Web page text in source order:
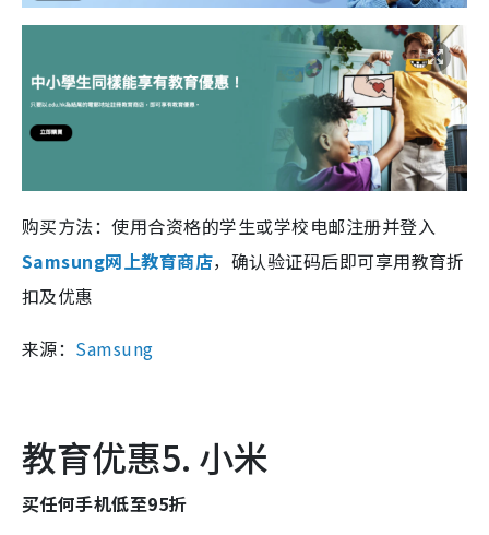
购买方法：使用合资格的学生或学校电邮注册并登入
Samsung网上教育商店，确认验证码后即可享用教育折
扣及优惠
来源： Samsung
教育优惠5. 小米
买任何手机低至95折